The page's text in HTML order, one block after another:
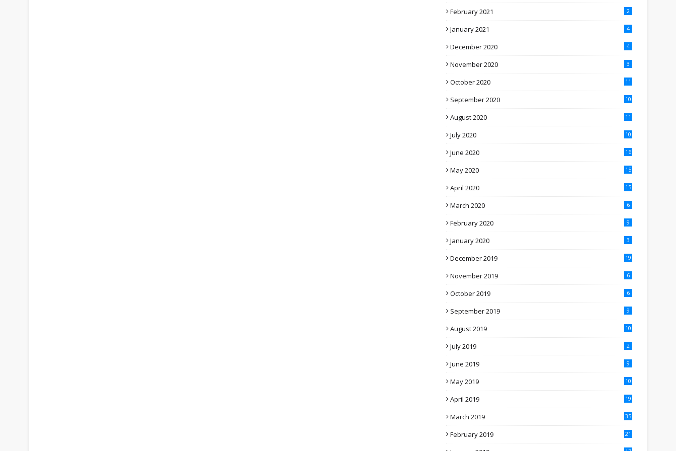
February 2021 2
January 2021 4
December 2020 4
November 2020 3
October 2020 11
September 2020 10
August 2020 11
July 2020 10
June 2020 16
May 2020 15
April 2020 15
March 2020 6
February 2020 9
January 2020 3
December 2019 19
November 2019 6
October 2019 6
September 2019 9
August 2019 10
July 2019 2
June 2019 9
May 2019 10
April 2019 19
March 2019 35
February 2019 21